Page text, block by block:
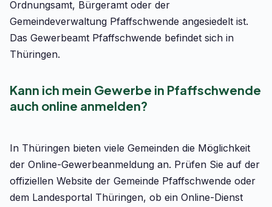
Ordnungsamt, Bürgeramt oder der
Gemeindeverwaltung Pfaffschwende angesiedelt ist.
Das Gewerbeamt Pfaffschwende befindet sich in
Thüringen.
Kann ich mein Gewerbe in Pfaffschwende
auch online anmelden?
In Thüringen bieten viele Gemeinden die Möglichkeit
der Online-Gewerbeanmeldung an. Prüfen Sie auf der
offiziellen Website der Gemeinde Pfaffschwende oder
dem Landesportal Thüringen, ob ein Online-Dienst